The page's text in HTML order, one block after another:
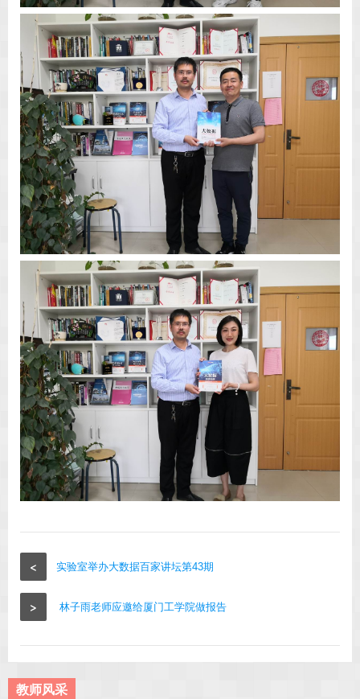
< 实验室举办大数据百家讲坛第43期
> 林子雨老师应邀给厦门工学院做报告
教师风采